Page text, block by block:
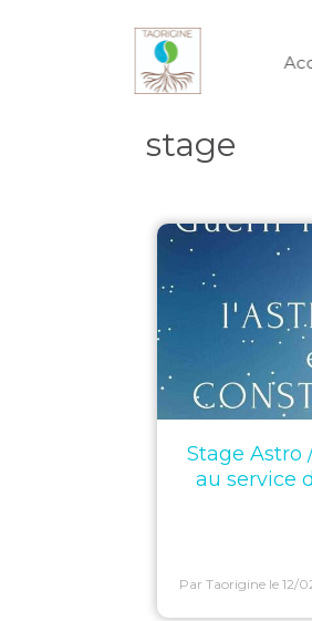
stage
Stage Astro
au service
Par Taorigine le 12/